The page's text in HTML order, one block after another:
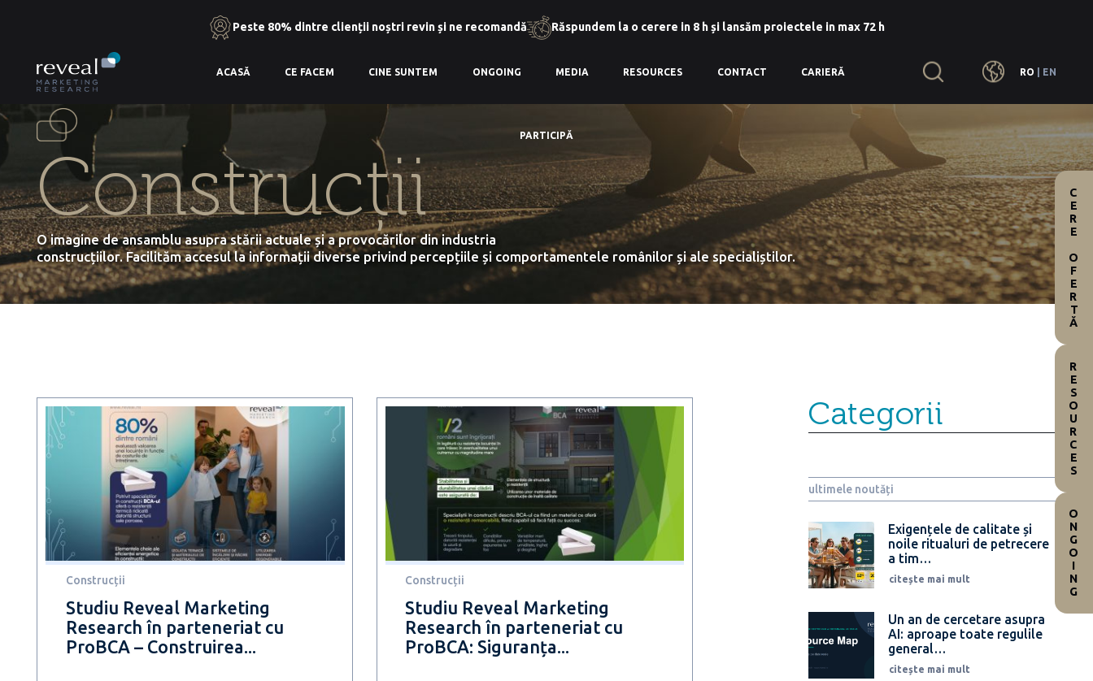
content
Peste 80% dintre clienții noștri revin și ne recomandă Răspundem la o cerere in 8 h și lansăm proiectele in max 72 h
RO EN
ACASĂ CE FACEM CINE SUNTEM ONGOING MEDIA RESOURCES CONTACT CARIERĂ
PARTICIPĂ
Construcții
O imagine de ansamblu asupra stării actuale și a provocărilor din industria
construcțiilor. Facilităm accesul la informații diverse privind percepțiile și comportamentele românilor și ale specialiștilor.
Construcții
Studiu Reveal Marketing
Research în parteneriat cu
ProBCA – Construirea...
Construcții
Studiu Reveal Marketing
Research în parteneriat cu
ProBCA: Siguranța...
Categorii
ultimele noutăți
Exigențele de calitate și
noile ritualuri de petrecere
a tim…
citește mai mult
Un an de cercetare asupra
AI: aproape toate regulile
general…
citește mai mult
CERE OFERTĂ
RESOURCES
ONGOING